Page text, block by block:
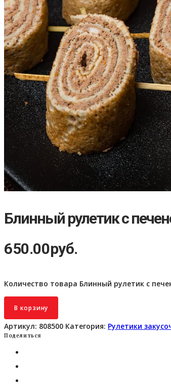
Блинный рулетик с
650.00руб.
Количество товара Блинный рулетик с
В корзину
Артикул: 808500 Категория: Рулетики
Поделиться